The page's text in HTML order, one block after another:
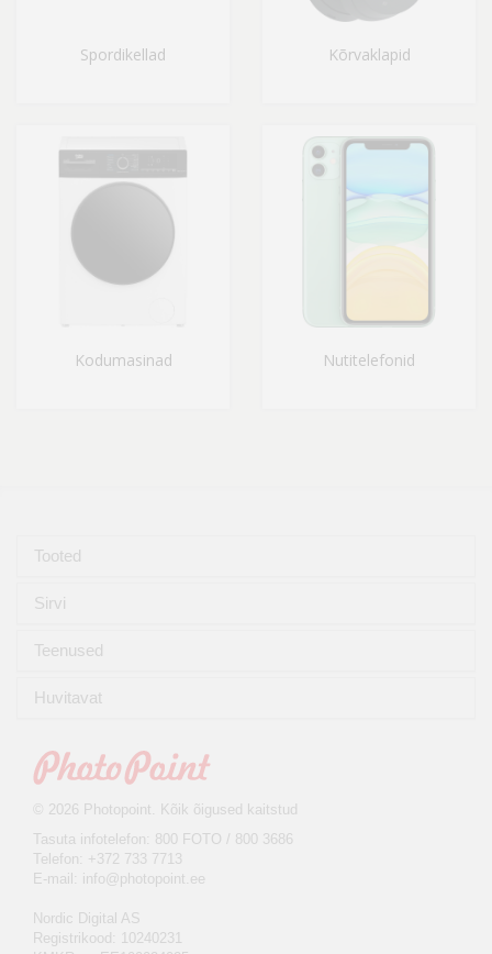
Spordikellad Kõrvaklapid
Kodumasinad Nutitelefonid
Tooted
Sirvi
Teenused
Huvitavat
© 2026 Photopoint. Kõik õigused kaitstud
Tasuta infotelefon: 800 FOTO / 800 3686
Telefon: +372 733 7713
E-mail: info@photopoint.ee
Nordic Digital AS
Registrikood: 10240231